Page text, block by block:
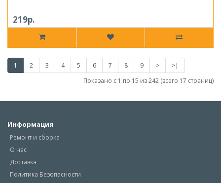
219р.
1 2 3 4 5 6 7 8 9 >
>|
Показано с 1 по 15 из 242 (всего 17 страниц)
Информация
Ремонт и сборка
О нас
Доставка
Политика Безопасности